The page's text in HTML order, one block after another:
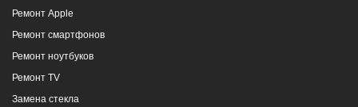
Ремонт Apple
Ремонт смартфонов
Ремонт ноутбуков
Ремонт TV
Замена стекла